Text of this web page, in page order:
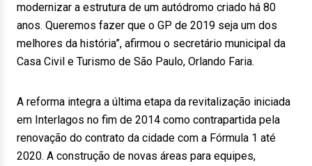
modernizar a estrutura de um autódromo criado há 80
anos. Queremos fazer que o GP de 2019 seja um dos
melhores da história”, afirmou o secretário municipal da
Casa Civil e Turismo de São Paulo, Orlando Faria.
A reforma integra a última etapa da revitalização iniciada
em Interlagos no fim de 2014 como contrapartida pela
renovação do contrato da cidade com a Fórmula 1 até
2020. A construção de novas áreas para equipes,